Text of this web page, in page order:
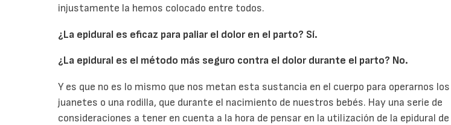
injustamente la hemos colocado entre todos.
¿La epidural es eficaz para paliar el dolor en el parto? Sí.
¿La epidural es el método más seguro contra el dolor durante el parto? No.
Y es que no es lo mismo que nos metan esta sustancia en el cuerpo para operarnos los
juanetes o una rodilla, que durante el nacimiento de nuestros bebés. Hay una serie de
consideraciones a tener en cuenta a la hora de pensar en la utilización de la epidural de